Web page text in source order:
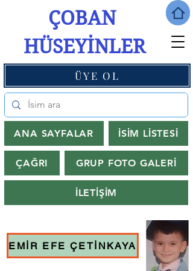
ÇOBAN
HÜSEYİNLER
ANA SAYFALAR İSİM LİSTESİ
ÇAĞRI GRUP FOTO GALERİ
İLETİŞİM
ÜYE OL
EMİR EFE ÇETİNKAYA